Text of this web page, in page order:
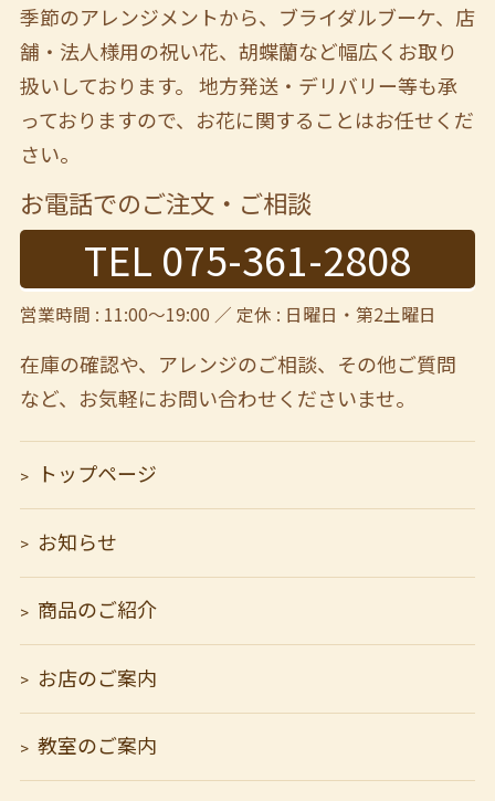
季節のアレンジメントから、ブライダルブーケ、店
舗・法人様用の祝い花、胡蝶蘭など幅広くお取り
扱いしております。 地方発送・デリバリー等も承
っておりますので、お花に関することはお任せくだ
さい。
お電話でのご注文・ご相談
TEL 075-361-2808
営業時間 : 11:00～19:00 ／ 定休 : 日曜日・第2土曜日
在庫の確認や、アレンジのご相談、その他ご質問
など、 お気軽にお問い合わせくださいませ。
トップページ
お知らせ
商品のご紹介
お店のご案内
教室のご案内